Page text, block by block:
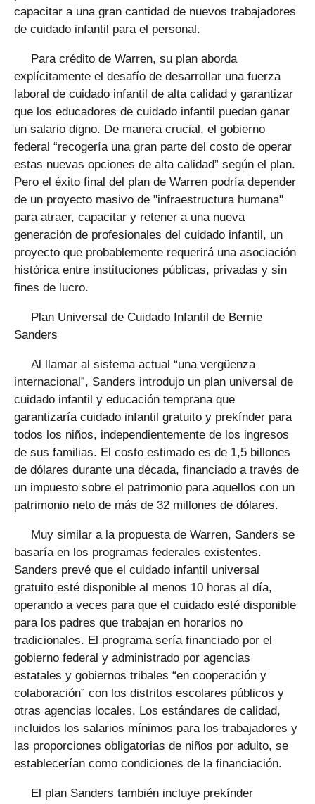
capacitar a una gran cantidad de nuevos trabajadores
de cuidado infantil para el personal.
Para crédito de Warren, su plan aborda
explícitamente el desafío de desarrollar una fuerza
laboral de cuidado infantil de alta calidad y garantizar
que los educadores de cuidado infantil puedan ganar
un salario digno. De manera crucial, el gobierno
federal “recogería una gran parte del costo de operar
estas nuevas opciones de alta calidad” según el plan.
Pero el éxito final del plan de Warren podría depender
de un proyecto masivo de "infraestructura humana"
para atraer, capacitar y retener a una nueva
generación de profesionales del cuidado infantil, un
proyecto que probablemente requerirá una asociación
histórica entre instituciones públicas, privadas y sin
fines de lucro.
Plan Universal de Cuidado Infantil de Bernie
Sanders
Al llamar al sistema actual “una vergüenza
internacional”, Sanders introdujo un plan universal de
cuidado infantil y educación temprana que
garantizaría cuidado infantil gratuito y prekínder para
todos los niños, independientemente de los ingresos
de sus familias. El costo estimado es de 1,5 billones
de dólares durante una década, financiado a través de
un impuesto sobre el patrimonio para aquellos con un
patrimonio neto de más de 32 millones de dólares.
Muy similar a la propuesta de Warren, Sanders se
basaría en los programas federales existentes.
Sanders prevé que el cuidado infantil universal
gratuito esté disponible al menos 10 horas al día,
operando a veces para que el cuidado esté disponible
para los padres que trabajan en horarios no
tradicionales. El programa sería financiado por el
gobierno federal y administrado por agencias
estatales y gobiernos tribales “en cooperación y
colaboración” con los distritos escolares públicos y
otras agencias locales. Los estándares de calidad,
incluidos los salarios mínimos para los trabajadores y
las proporciones obligatorias de niños por adulto, se
establecerían como condiciones de la financiación.
El plan Sanders también incluye prekínder